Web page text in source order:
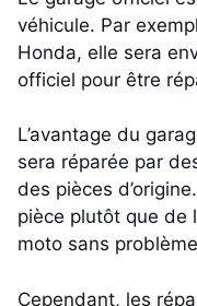
véhicule. Par
Honda, elle sera
officiel pour être
L’avantage du
sera réparée par
des pièces
pièce plutôt que de
moto sans
Cependant, les